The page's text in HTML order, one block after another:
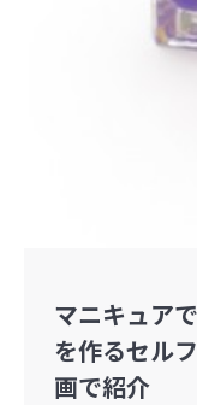
マニキュア
を作るセル
画で紹介